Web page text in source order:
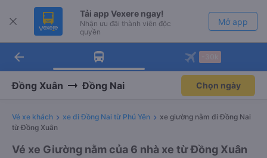
Tải app Vexere ngay!
Nhận ưu đãi thành viên độc
quyền
Mở app
Tải app Vexere
-30k/ghế khi đặt vé máy bay qua
Mở app
arrow_back
Đồng Xuân Đồng Nai Chọn ngày
Vé xe khách xe đi Đồng Nai từ Phú Yên
xe giường nằm đi Đồng Nai
từ Đồng Xuân
Vé xe Giường nằm của 6 nhà xe từ Đồng Xuân